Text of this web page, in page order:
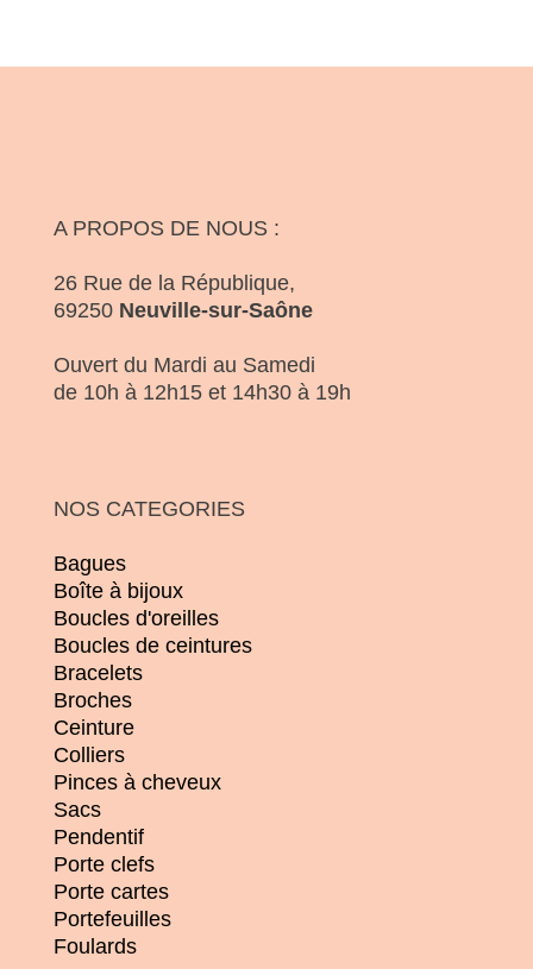
A PROPOS DE NOUS :
26 Rue de la République,
69250 Neuville-sur-Saône
Ouvert du Mardi au Samedi
de 10h à 12h15 et 14h30 à 19h
NOS CATEGORIES
Bagues
Boîte à bijoux
Boucles d'oreilles
Boucles de ceintures
Bracelets
Broches
Ceinture
Colliers
Pinces à cheveux
Sacs
Pendentif
Porte clefs
Porte cartes
Portefeuilles
Foulards